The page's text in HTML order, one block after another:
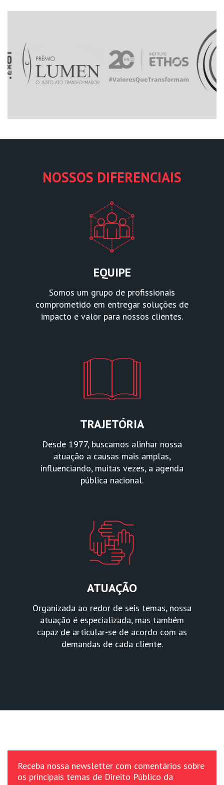
NOSSOS DIFERENCIAIS
EQUIPE
Somos um grupo de profissionais
comprometido em entregar soluções de
impacto e valor para nossos clientes.
TRAJETÓRIA
Desde 1977, buscamos alinhar nossa
atuação a causas mais amplas,
influenciando, muitas vezes, a agenda
pública nacional.
ATUAÇÃO
Organizada ao redor de seis temas, nossa
atuação é especializada, mas também
capaz de articular-se de acordo com as
demandas de cada cliente.
Receba nossa newsletter com comentários sobre
os principais temas de Direito Público da